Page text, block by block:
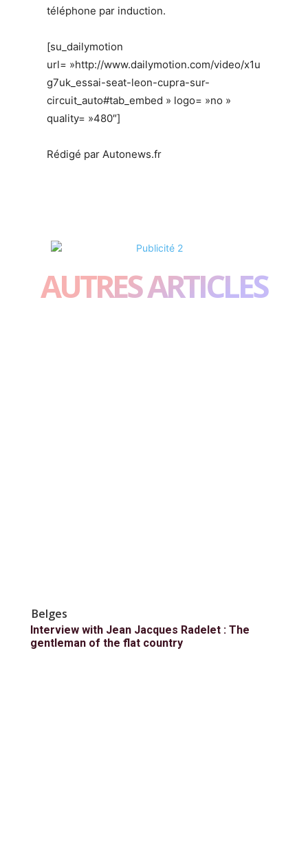
téléphone par induction.
[su_dailymotion
url= »http://www.dailymotion.com/video/x1u
g7uk_essai-seat-leon-cupra-sur-
circuit_auto#tab_embed » logo= »no »
quality= »480″]
Rédigé par Autonews.fr
AUTRES ARTICLES
Belges
Interview with Jean Jacques Radelet : The
gentleman of the flat country